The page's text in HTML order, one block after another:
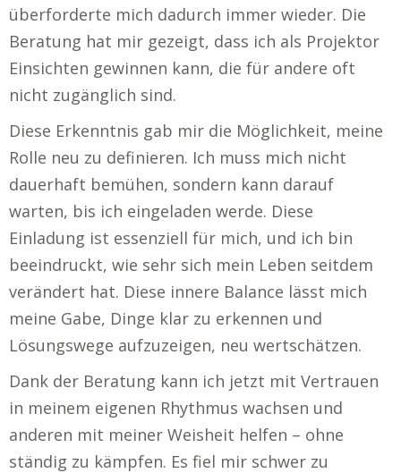
überforderte mich dadurch immer wieder. Die
Beratung hat mir gezeigt, dass ich als Projektor
Einsichten gewinnen kann, die für andere oft
nicht zugänglich sind.
Diese Erkenntnis gab mir die Möglichkeit, meine
Rolle neu zu definieren. Ich muss mich nicht
dauerhaft bemühen, sondern kann darauf
warten, bis ich eingeladen werde. Diese
Einladung ist essenziell für mich, und ich bin
beeindruckt, wie sehr sich mein Leben seitdem
verändert hat. Diese innere Balance lässt mich
meine Gabe, Dinge klar zu erkennen und
Lösungswege aufzuzeigen, neu wertschätzen.
Dank der Beratung kann ich jetzt mit Vertrauen
in meinem eigenen Rhythmus wachsen und
anderen mit meiner Weisheit helfen – ohne
ständig zu kämpfen. Es fiel mir schwer zu